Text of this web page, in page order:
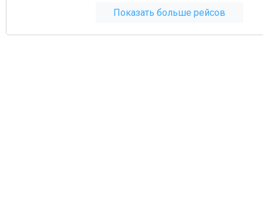
Показать больше рейсов